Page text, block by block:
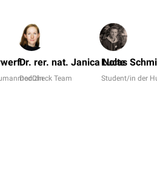
Dr. rer. nat. Janica Nolte
DocCheck Team
Lucas
Student/in der